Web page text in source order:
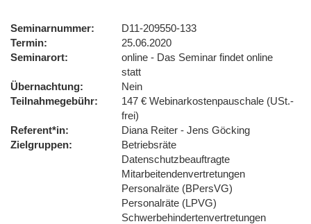
Seminarnummer
D11-209550-133
Termin
25.06.2020
Seminarort
online - Das Seminar findet online
statt
Übernachtung
Nein
Teilnahmegebühr
147 € Webinarkostenpauschale (USt.-
frei)
Referent*in
Diana Reiter - Jens Göcking
Zielgruppen
Betriebsräte
Datenschutzbeauftragte
Mitarbeitendenvertretungen
Personalräte (BPersVG)
Personalräte (LPVG)
Schwerbehindertenvertretungen